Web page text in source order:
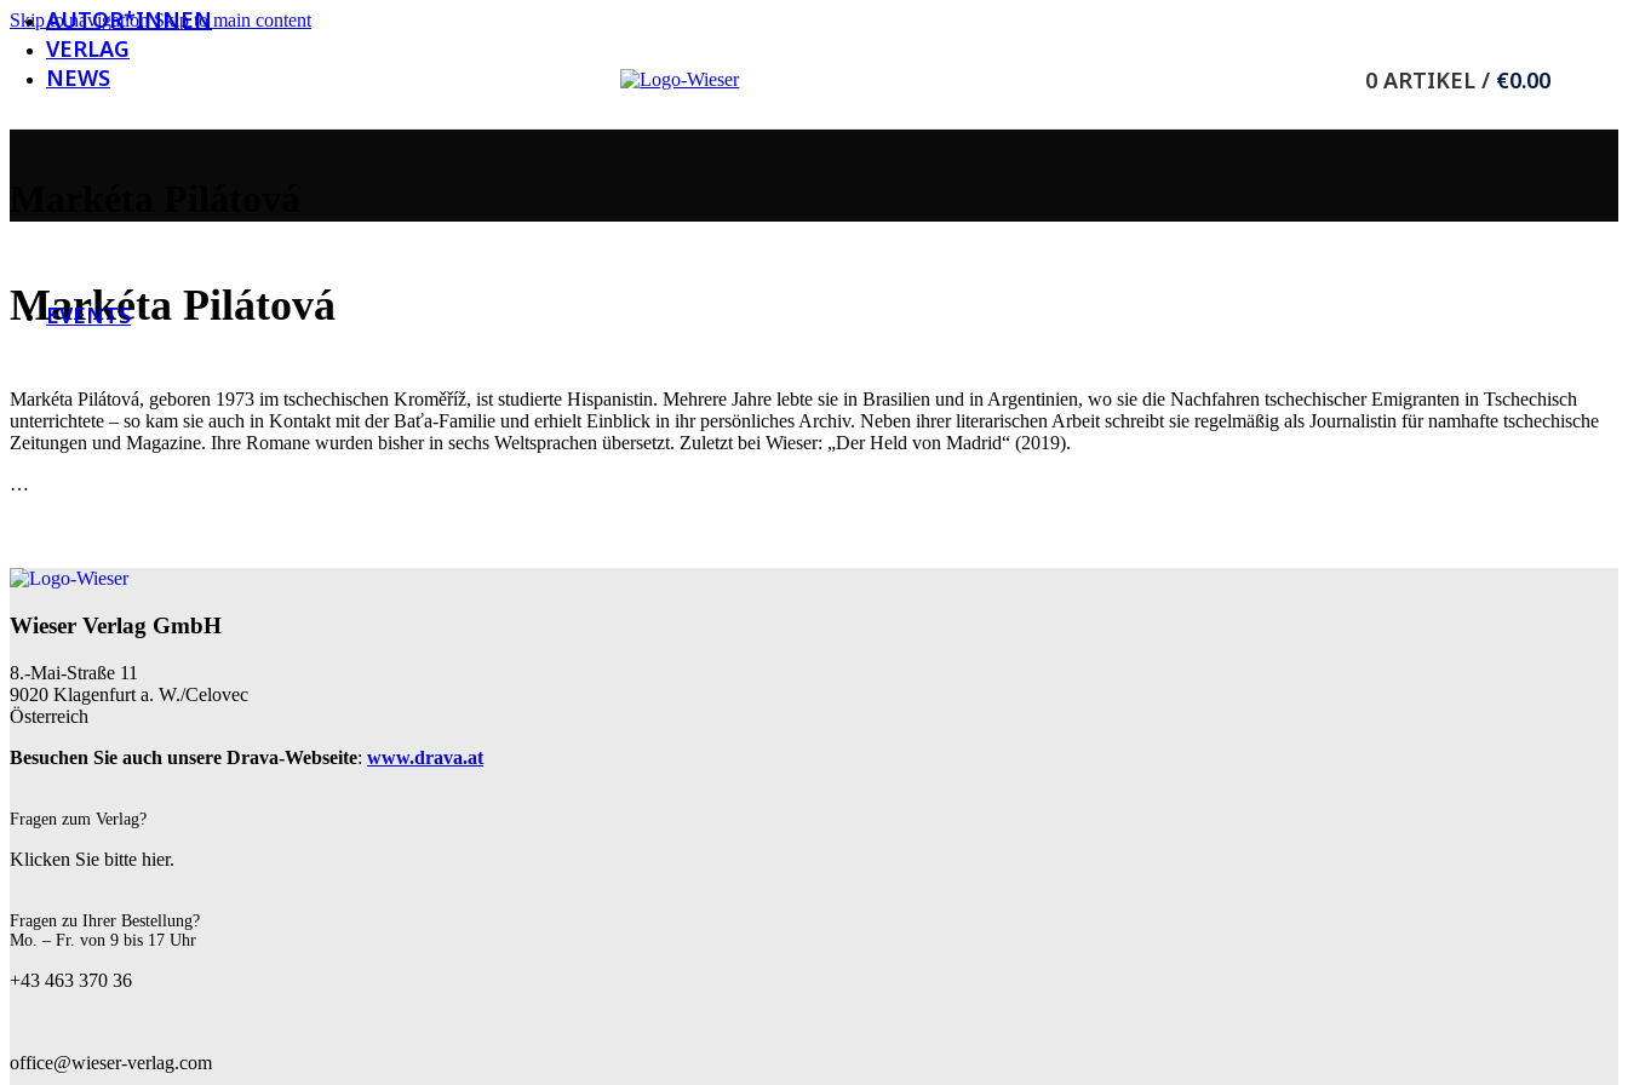
Skip to navigationSkip to main content
AUTOR*INNEN
VERLAG
NEWS
EVENTS
0 ARTIKEL / €0.00
Markéta Pilátová
Markéta Pilátová, geboren 1973 im tschechischen Kroměříž, ist studierte Hispanistin. Mehrere Jahre lebte sie in Brasilien und in Argentinien, wo sie die Nachfahren tschechischer Emigranten in Tschechisch
unterrichtete – so kam sie auch in Kontakt mit der Baťa-Familie und erhielt Einblick in ihr persönliches Archiv. Neben ihrer literarischen Arbeit schreibt sie regelmäßig als Journalistin für namhafte tschechische
Zeitungen und Magazine. Ihre Romane wurden bisher in sechs Weltsprachen übersetzt. Zuletzt bei Wieser: „Der Held von Madrid“ (2019).
…
Wieser Verlag GmbH
8.-Mai-Straße 11
9020 Klagenfurt a. W./Celovec
Österreich
Besuchen Sie auch unsere Drava-Webseite: www.drava.at
Fragen zum Verlag?
Klicken Sie bitte hier.
Fragen zu Ihrer Bestellung?
Mo. – Fr. von 9 bis 17 Uhr
+43 463 370 36
office@wieser-verlag.com